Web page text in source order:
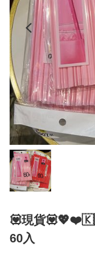
💟現貨
60入